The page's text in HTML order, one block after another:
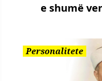
e shumë
Personalitete